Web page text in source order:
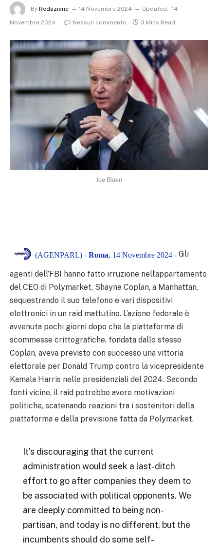
By Redazione 14 Novembre 2024 Updated: 14
Novembre 2024
Nessun commento 3 Mins Read
Joe Biden
(AGENPARL) - Roma, 14 Novembre 2024 - Gli
agenti dell’FBI hanno fatto irruzione nell’appartamento
del CEO di Polymarket, Shayne Coplan, a Manhattan,
sequestrando il suo telefono e vari dispositivi
elettronici in un raid mattutino. L’azione federale è
avvenuta pochi giorni dopo che la piattaforma di
scommesse crittografiche, fondata dallo stesso
Coplan, aveva previsto con successo una vittoria
elettorale per Donald Trump contro la vicepresidente
Kamala Harris nelle presidenziali del 2024. Secondo
fonti vicine, il raid potrebbe avere motivazioni
politiche, scatenando reazioni tra i sostenitori della
piattaforma e della previsione fatta da Polymarket.
It’s discouraging that the current
administration would seek a last-ditch
effort to go after companies they deem to
be associated with political opponents. We
are deeply committed to being non-
partisan, and today is no different, but the
incumbents should do some self-